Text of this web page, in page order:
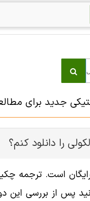
را دانلود کنم؟
انگلیسی این مقاله با شناسه
از بررسی این